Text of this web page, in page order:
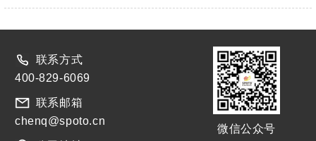
联系方式
400-829-6069
联系邮箱
chenq@spoto.cn
微信公众号